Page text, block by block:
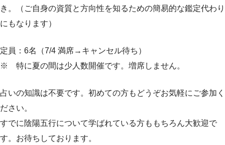
き。（ご自身の資質と方向性を知るための簡易的な鑑定代わり
にもなります）
定員：6名（7/4 満席→キャンセル待ち）
※ 特に夏の間は少人数開催です。増席しません。
占いの知識は不要です。初めての方もどうぞお気軽にご参加く
ださい。
すでに陰陽五行について学ばれている方ももちろん大歓迎で
す。お待ちしております。